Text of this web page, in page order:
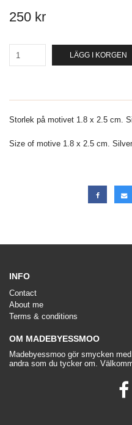
250 kr
LÄGG I KORGEN
Storlek på motivet 1.8 x 2.5 cm.
Size of motive 1.8 x 2.5 cm.
INFO
Contact
About me
Terms & conditions
OM MADEBYESSMOO
Madebyessmoo gör smycken
andra som du tycker om.